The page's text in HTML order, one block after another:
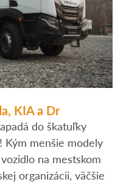
KIA a Dr
do škatuľky
Kým menšie modely
na mestskom
organizácii, väčšie